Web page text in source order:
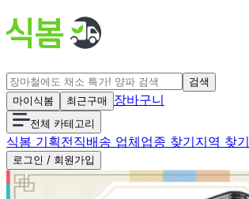
검색
마이식봄
최근구매 장바구니
전체 카테고리
식봄 기획전직배송 업체업종 찾기지역 찾기
로그인 / 회원가입